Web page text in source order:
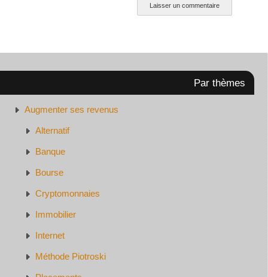
Par thèmes
Augmenter ses revenus
Alternatif
Banque
Bourse
Cryptomonnaies
Immobilier
Internet
Méthode Piotroski